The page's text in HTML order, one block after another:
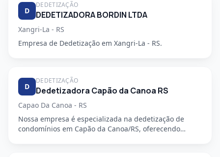
D
DEDETIZAÇÃO
DEDETIZADORA BORDIN LTDA
Xangri-La - RS
Empresa de Dedetização em Xangri-La - RS.
D
DEDETIZAÇÃO
Dedetizadora Capão da Canoa RS
Capao Da Canoa - RS
Nossa empresa é especializada na dedetização de
condomínios em Capão da Canoa/RS, oferecendo